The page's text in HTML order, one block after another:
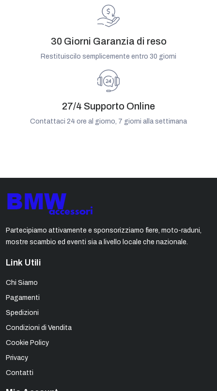
30 Giorni Garanzia di reso
Restituiscilo semplicemente entro 30 giorni
27/4 Supporto Online
Contattaci 24 ore al giorno, 7 giorni alla settimana
Partecipiamo attivamente e sponsorizziamo fiere, moto-raduni,
mostre scambio ed eventi sia a livello locale che nazionale.
Link Utili
Chi Siamo
Pagamenti
Spedizioni
Condizioni di Vendita
Cookie Policy
Privacy
Contatti